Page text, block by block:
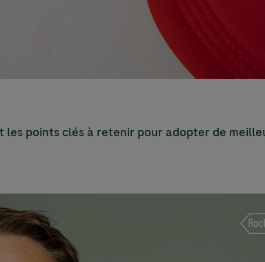
points clés à retenir pour adopter de